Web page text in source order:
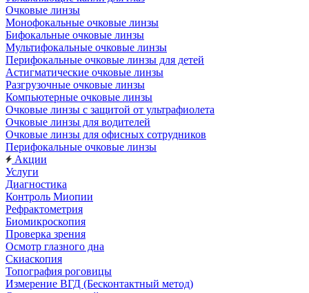
Очковые линзы
Монофокальные очковые линзы
Бифокальные очковые линзы
Мультифокальные очковые линзы
Перифокальные очковые линзы для детей
Астигматические очковые линзы
Разгрузочные очковые линзы
Компьютерные очковые линзы
Очковые линзы с защитой от ультрафиолета
Очковые линзы для водителей
Очковые линзы для офисных сотрудников
Перифокальные очковые линзы
Акции
Услуги
Диагностика
Контроль Миопии
Рефрактометрия
Биомикроскопия
Проверка зрения
Осмотр глазного дна
Скиаскопия
Топография роговицы
Измерение ВГД (Бесконтактный метод)